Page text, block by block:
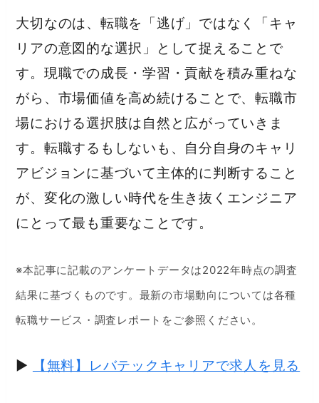
大切なのは、転職を「逃げ」ではなく「キャ
リアの意図的な選択」として捉えることで
す。現職での成長・学習・貢献を積み重ねな
がら、市場価値を高め続けることで、転職市
場における選択肢は自然と広がっていきま
す。転職するもしないも、自分自身のキャリ
アビジョンに基づいて主体的に判断すること
が、変化の激しい時代を生き抜くエンジニア
にとって最も重要なことです。
※本記事に記載のアンケートデータは2022年時点の調査
結果に基づくものです。最新の市場動向については各種
転職サービス・調査レポートをご参照ください。
▶ 【無料】レバテックキャリアで求人を見る